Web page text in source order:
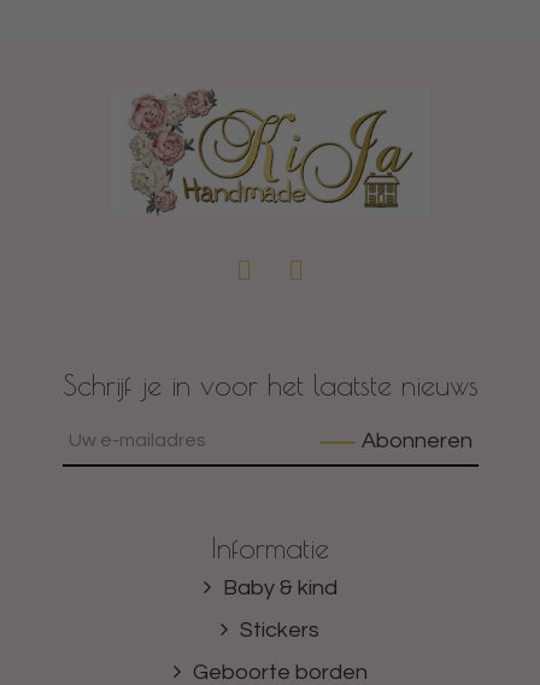
Schrijf je in voor het laatste nieuws
Abonneren
Informatie
Baby & kind
Stickers
Geboorte borden